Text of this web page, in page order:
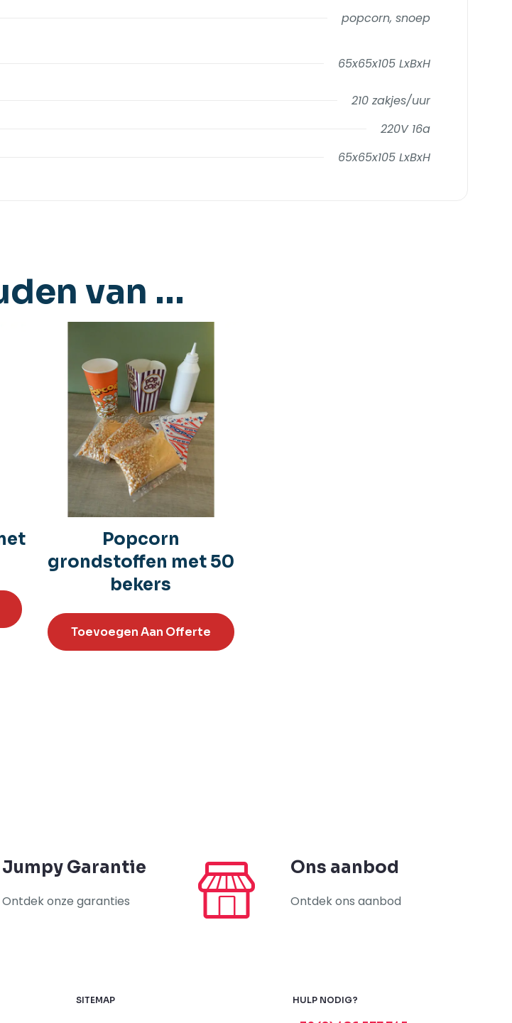
popcorn, snoep
65x65x105 LxBxH
210 zakjes/uur
220V 16a
65x65x105 LxBxH
van …
Popcorn
grondstoffen met 50
bekers
Toevoegen Aan Offerte
Jumpy Garantie
Ontdek onze garanties
Ons aanbod
Ontdek ons aanbod
SITEMAP HULP NODIG?